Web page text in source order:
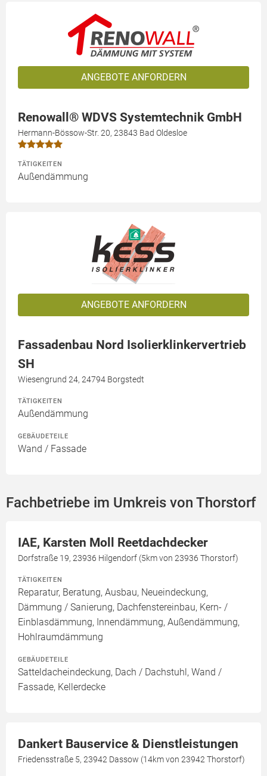
ANGEBOTE ANFORDERN
Renowall® WDVS Systemtechnik GmbH
Hermann-Bössow-Str. 20, 23843 Bad Oldesloe
TÄTIGKEITEN
Außendämmung
ANGEBOTE ANFORDERN
Fassadenbau Nord Isolierklinkervertrieb
SH
Wiesengrund 24, 24794 Borgstedt
TÄTIGKEITEN
Außendämmung
GEBÄUDETEILE
Wand / Fassade
Fachbetriebe im Umkreis von Thorstorf
IAE, Karsten Moll Reetdachdecker
Dorfstraße 19, 23936 Hilgendorf (5km von 23936 Thorstorf)
TÄTIGKEITEN
Reparatur, Beratung, Ausbau, Neueindeckung,
Dämmung / Sanierung, Dachfenstereinbau, Kern- /
Einblasdämmung, Innendämmung, Außendämmung,
Hohlraumdämmung
GEBÄUDETEILE
Satteldacheindeckung, Dach / Dachstuhl, Wand /
Fassade, Kellerdecke
Dankert Bauservice & Dienstleistungen
Friedensstraße 5, 23942 Dassow (14km von 23942 Thorstorf)